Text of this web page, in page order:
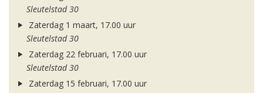
Sleutelstad 30
Zaterdag 1 maart, 17.00 uur
Sleutelstad 30
Zaterdag 22 februari, 17.00 uur
Sleutelstad 30
Zaterdag 15 februari, 17.00 uur